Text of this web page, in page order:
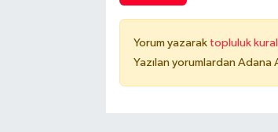
Yorum yazarak topluluk
Yazılan yorumlardan